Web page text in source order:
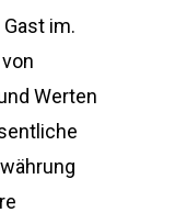
im.
Werten